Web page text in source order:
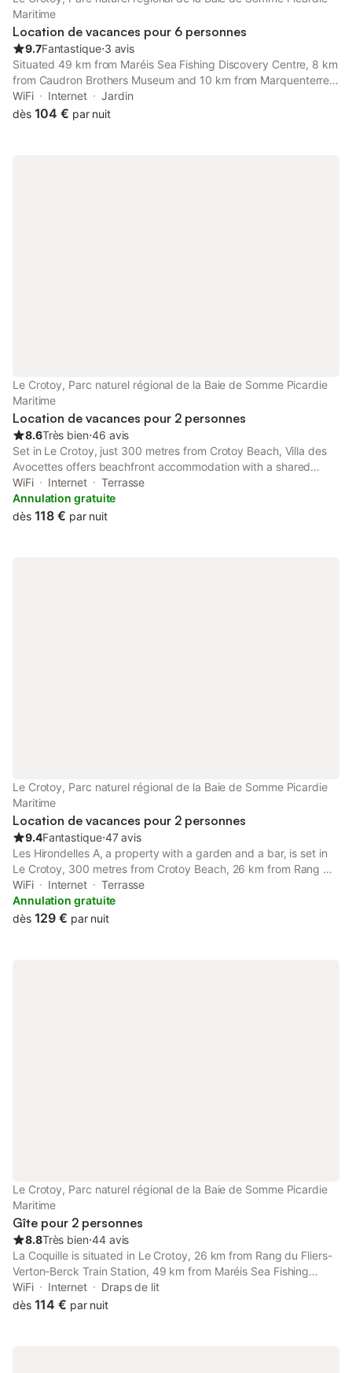
Maritime
Location de vacances pour 6 personnes
9.7Fantastique⋅3 avis
Situated 49 km from Maréis Sea Fishing Discovery Centre, 8 km
from Caudron Brothers Museum and 10 km from Marquenterre
Park, Les Sables features accommodation located in Le Crotoy.
WiFi Internet
Jardin
dès 104 € par nuit
Le Crotoy, Parc naturel régional de la Baie de Somme Picardie
Maritime
Location de vacances pour 2 personnes
8.6Très bien⋅46 avis
Set in Le Crotoy, just 300 metres from Crotoy Beach, Villa des
Avocettes offers beachfront accommodation with a shared
lounge and free WiFi.
WiFi Internet
Terrasse
Annulation gratuite
dès 118 € par nuit
Le Crotoy, Parc naturel régional de la Baie de Somme Picardie
Maritime
Location de vacances pour 2 personnes
9.4Fantastique⋅47 avis
Les Hirondelles A, a property with a garden and a bar, is set in
Le Crotoy, 300 metres from Crotoy Beach, 26 km from Rang du
Fliers-Verton-Berck Train Station, as well as 49 km from Maréis
Sea Fishing Discovery Centre.
WiFi Internet
Terrasse
Annulation gratuite
dès 129 € par nuit
Le Crotoy, Parc naturel régional de la Baie de Somme Picardie
Maritime
Gîte pour 2 personnes
8.8Très bien⋅44 avis
La Coquille is situated in Le Crotoy, 26 km from Rang du Fliers-
Verton-Berck Train Station, 49 km from Maréis Sea Fishing
Discovery Centre, as well as 7.8 km from Caudron Brothers
Museum.
WiFi Internet
Draps de lit
dès 114 € par nuit